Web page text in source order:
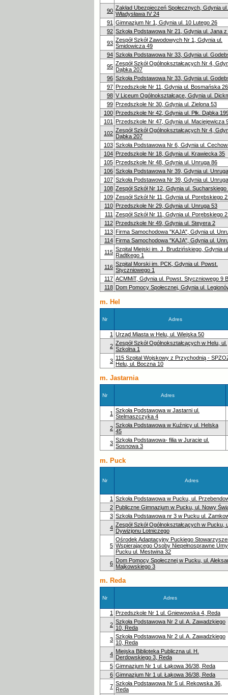
90 Zakład Ubezpieczeń Społecznych, Gdynia ul.
Władysława IV 24
91 Gimnazjum Nr 1, Gdynia ul. 10 Lutego 26
92 Szkoła Podstawowa Nr 21, Gdynia ul. Jana z
93 Zespół Szkół Zawodowych Nr 1, Gdynia ul.
Śmidowicza 49
94 Szkoła Podstawowa Nr 33, Gdynia ul.
95 Zespół Szkół Ogólnokształcących Nr 4,
Dąbka 207
96 Szkoła Podstawowa Nr 33, Gdynia ul.
97 Przedszkole Nr 11, Gdynia ul. Bosmańska 26
98 V Liceum Ogólnokształcące, Gdynia ul.
99 Przedszkole Nr 30, Gdynia ul. Zielona 53
100 Przedszkole Nr 42, Gdynia ul. Płk. Dąbka
101 Przedszkole Nr 47, Gdynia ul. Maciejewicza
102 Zespół Szkół Ogólnokształcących Nr 4,
Dąbka 207
103 Szkoła Podstawowa Nr 6, Gdynia ul.
104 Przedszkole Nr 18, Gdynia ul. Krawiecka 35
105 Przedszkole Nr 48, Gdynia ul. Unruga 86
106 Szkoła Podstawowa Nr 39, Gdynia ul.
107 Szkoła Podstawowa Nr 39, Gdynia ul.
108 Zespół Szkół Nr 12, Gdynia ul. Sucharskiego
109 Zespół Szkół Nr 11, Gdynia ul. Porębskiego
110 Przedszkole Nr 29, Gdynia ul. Unruga 53
111 Zespół Szkół Nr 11, Gdynia ul. Porębskiego
112 Przedszkole Nr 49, Gdynia ul. Steyera 2
113 Firma Samochodowa "KAJA", Gdynia ul.
114 Firma Samochodowa "KAJA", Gdynia ul.
115 Szpital Miejski im. J. Brudzińskiego, Gdynia
Radtkego 1
116 Szpital Morski im. PCK, Gdynia ul. Powst.
Styczniowego 1
117 ACMMiT, Gdynia ul. Powst. Styczniowego 9 B
118 Dom Pomocy Społecznej, Gdynia ul.
m. Hel
Nr Adres
1 Urząd Miasta w Helu, ul. Wiejska 50
2 Zespół Szkół Ogólnokształcących w Helu, ul.
Szkolna 1
3 115 Szpital Wojskowy z Przychodnią -
Helu, ul. Boczna 10
m. Jastarnia
Nr Adres
1 Szkoła Podstawowa w Jastarni ul.
Stelmaszczyka 4
2 Szkoła Podstawowa w Kuźnicy ul. Helska
45
3 Szkoła Podstawowa- filia w Juracie ul.
Sosnowa 3
m. Puck
Nr Adres
1 Szkoła Podstawowa w Pucku, ul.
2 Publiczne Gimnazjum w Pucku, ul. Nowy
3 Szkoła Podstawowa nr 3 w Pucku ul.
4 Zespół Szkół Ogólnokształcących w Pucku,
Dywizjonu Lotniczego
5
Ośrodek Adaptacyjny Puckiego
Wspierającego Osoby Niepełnosprawne
Pucku ul. Mestwina 32
6 Dom Pomocy Społecznej w Pucku, ul.
Majkowskiego 3
m. Reda
Nr Adres
1
Przedszkole Nr 1 ul. Gniewowska 4, Reda
2 Szkoła Podstawowa Nr 2 ul. A. Zawadzkiego
10, Reda
3 Szkoła Podstawowa Nr 2 ul. A. Zawadzkiego
10, Reda
4 Miejska Biblioteka Publiczna ul. H.
Derdowskiego 3, Reda
5 Gimnazjum Nr 1 ul. Łąkowa 36/38, Reda
6 Gimnazjum Nr 1 ul. Łąkowa 36/38, Reda
7 Szkoła Podstawowa Nr 5 ul. Rekowska 36,
Reda